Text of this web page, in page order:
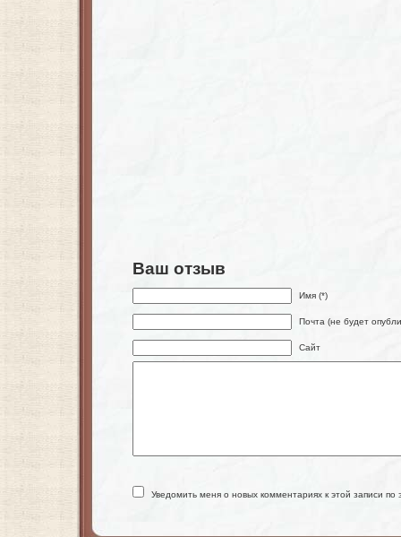
Ваш отзыв
Имя (*)
Почта (не будет
Сайт
Уведомить меня о новых комментариях к этой записи по